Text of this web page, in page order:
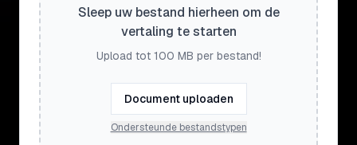
Sleep uw bestand hierheen om de
vertaling te starten
Upload tot 100 MB per bestand!
Document uploaden
Ondersteunde bestandstypen